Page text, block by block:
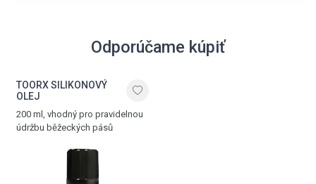
Odporúčame kúpiť
TOORX SILIKONOVÝ
OLEJ
200 ml, vhodný pro pravidelnou
údržbu běžeckých pásů